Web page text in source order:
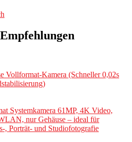
Vollformat-Kamera (Schneller 0,02s
Systemkamera 61MP, 4K Video,
nur Gehäuse – ideal für
, Porträt- und Studiofotografie